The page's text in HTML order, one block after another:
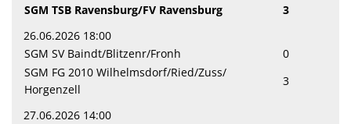
SGM TSB Ravensburg/FV Ravensburg
3
26.06.2026 18:00
SGM SV Baindt/Blitzenr/Fronh
0
SGM FG 2010 Wilhelmsdorf/Ried/Zuss/
Horgenzell
3
27.06.2026 14:00